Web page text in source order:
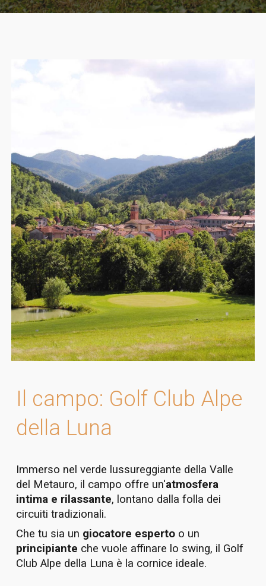
Il campo: Golf Club Alpe
della Luna
Immerso nel verde lussureggiante della Valle
del Metauro, il campo offre un'atmosfera
intima e rilassante, lontano dalla folla dei
circuiti tradizionali.
Che tu sia un giocatore esperto o un
principiante che vuole affinare lo swing, il Golf
Club Alpe della Luna è la cornice ideale.